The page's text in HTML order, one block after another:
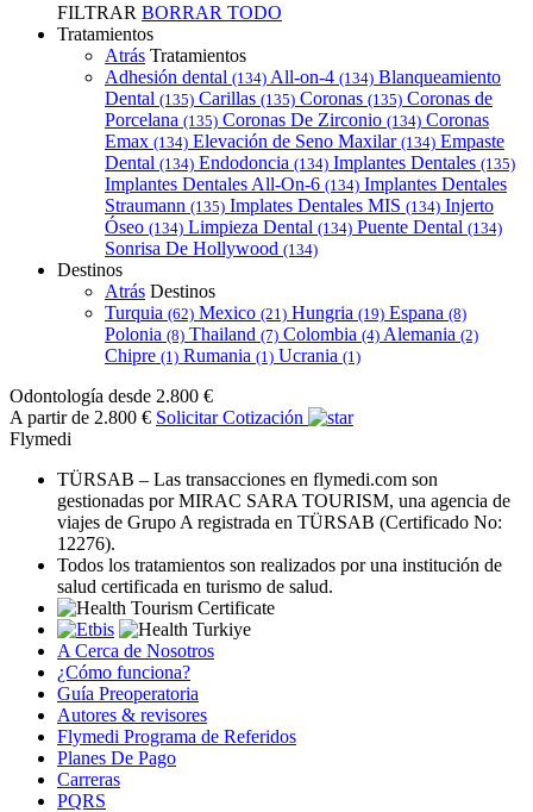
FILTRAR BORRAR TODO
Tratamientos
Atrás Tratamientos
Adhesión dental (134) All-on-4 (134) Blanqueamiento
Dental (135) Carillas (135) Coronas (135) Coronas de
Porcelana (135) Coronas De Zirconio (134) Coronas
Emax (134) Elevación de Seno Maxilar (134) Empaste
Dental (134) Endodoncia (134) Implantes Dentales (135)
Implantes Dentales All-On-6 (134) Implantes Dentales
Straumann (135) Implates Dentales MIS (134) Injerto
Óseo (134) Limpieza Dental (134) Puente Dental (134)
Sonrisa De Hollywood (134)
Destinos
Atrás Destinos
Turquia (62) Mexico (21) Hungria (19) Espana (8)
Polonia (8) Thailand (7) Colombia (4) Alemania (2)
Chipre (1) Rumania (1) Ucrania (1)
Odontología desde 2.800 €
A partir de 2.800 € Solicitar Cotización
Flymedi
TÜRSAB – Las transacciones en flymedi.com son
gestionadas por MIRAC SARA TOURISM, una agencia de
viajes de Grupo A registrada en TÜRSAB (Certificado No:
12276).
Todos los tratamientos son realizados por una institución de
salud certificada en turismo de salud.
A Cerca de Nosotros
¿Cómo funciona?
Guía Preoperatoria
Autores & revisores
Flymedi Programa de Referidos
Planes De Pago
Carreras
PQRS